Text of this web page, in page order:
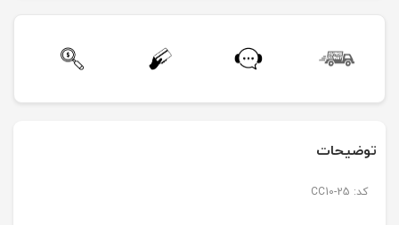
توضیحات
کد: CC10-25